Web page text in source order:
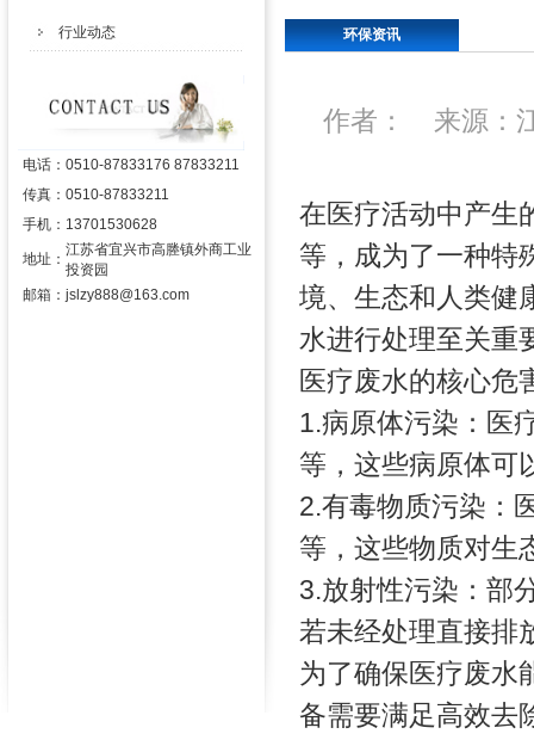
行业动态
电话： 0510-87833176 87833211
传真： 0510-87833211
手机： 13701530628
地址：
江苏省宜兴市高塍镇外商工业
投资园
邮箱： jslzy888@163.com
环保资讯
作者： 来源：
在医疗活动中产生
等，成为了一种特
境、生态和人类健
水进行处理至关重
医疗废水的核心危
1.病原体污染：医
等，这些病原体可
2.有毒物质污染：
等，这些物质对生
3.放射性污染：部
若未经处理直接排
为了确保医疗废水
备需要满足高效去